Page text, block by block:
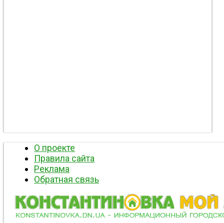
О проекте
Правила сайта
Реклама
Обратная связь